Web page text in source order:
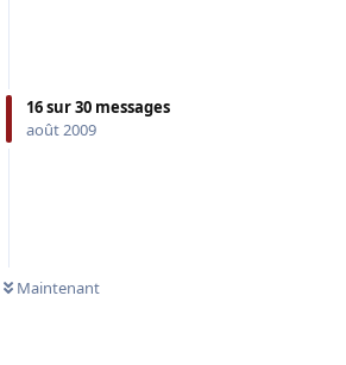
16sur30 messages
août 2009
Maintenant